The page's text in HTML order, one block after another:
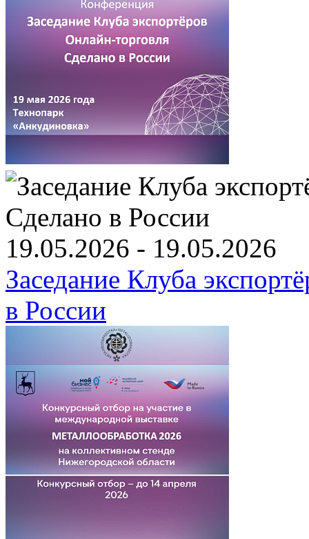
19.05.2026 - 19.05.2026
Заседание Клуба
в России